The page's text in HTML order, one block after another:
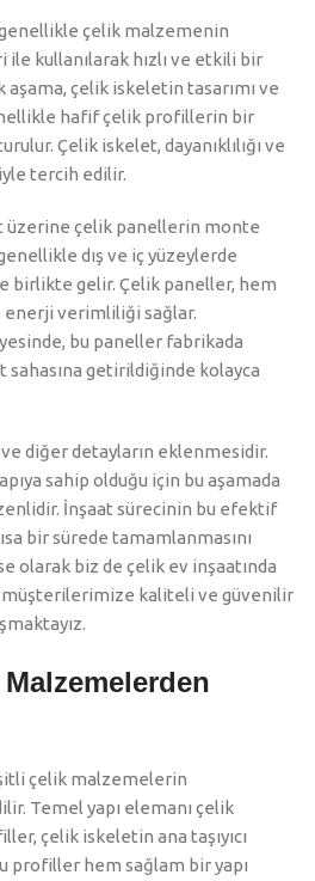
çelik malzemenin
kullanılarak hızlı ve etkili bir
çelik iskeletin tasarımı ve
hafif çelik profillerin bir
Çelik iskelet, dayanıklılığı ve
tercih edilir.
üzerine çelik panellerin monte
dış ve iç yüzeylerde
birlikte gelir. Çelik paneller, hem
enerji verimliliği sağlar.
bu paneller fabrikada
getirildiğinde kolayca
ve diğer detayların eklenmesidir.
sahip olduğu için bu aşamada
İnşaat sürecinin bu efektif
bir sürede tamamlanmasını
olarak biz de çelik ev inşaatında
müşterilerimize kaliteli ve güvenilir
çelik malzemelerin
Temel yapı elemanı çelik
çelik iskeletin ana taşıyıcı
profiller hem sağlam bir yapı